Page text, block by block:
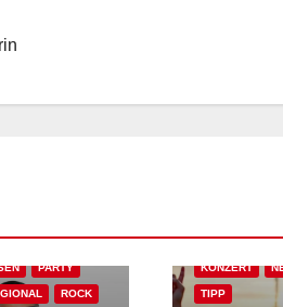
KONZERT
PARTY
FEATURED
FESTIVAL &
KONZERT